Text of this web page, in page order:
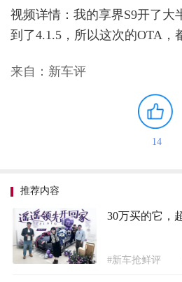
视频详情：我的享界S9开了大
到了4.1.5，所以这次的OTA，
来自：新车评
14
推荐内容
30万买的它，
#新车抢鲜评